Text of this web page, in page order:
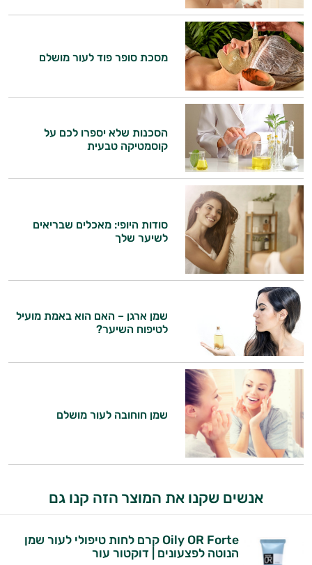
מסכת סופר פוד לעור מושלם
הסכנות שלא יספרו לכם על
קוסמטיקה טבעית
סודות היופי: מאכלים שבריאים
לשיער שלך
שמן ארגן – האם הוא באמת מועיל
לטיפוח השיער?
שמן חוחובה לעור מושלם
אנשים שקנו את המוצר הזה קנו גם
Oily OR Forte קרם לחות טיפולי לעור שמן
הנוטה לפצעונים | דוקטור עור
היי,
אני יועץ הבריאות האישי AI של טבע בריא.
התשובות שלי מבוססות על מאגרי מידע קליניים
וספרות מקצועית בתחומי הרפואה הטבעית
אני כאן כדי לעזור לך להתאים את תוספי